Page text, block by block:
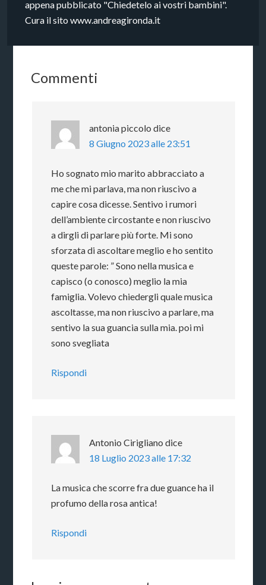
appena pubblicato "Chiedetelo ai vostri bambini".
Cura il sito www.andreagironda.it
Commenti
antonia piccolo dice
8 Giugno 2023 alle 23:51
Ho sognato mio marito abbracciato a
me che mi parlava, ma non riuscivo a
capire cosa dicesse. Sentivo i rumori
dell’ambiente circostante e non riuscivo
a dirgli di parlare più forte. Mi sono
sforzata di ascoltare meglio e ho sentito
queste parole: ” Sono nella musica e
capisco (o conosco) meglio la mia
famiglia. Volevo chiedergli quale musica
ascoltasse, ma non riuscivo a parlare, ma
sentivo la sua guancia sulla mia. poi mi
sono svegliata
Rispondi
Antonio Cirigliano dice
18 Luglio 2023 alle 17:32
La musica che scorre fra due guance ha il
profumo della rosa antica!
Rispondi